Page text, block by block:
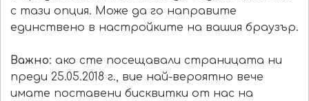
с тази опция. Може да го направите
единствено в настройките на вашия браузър.
Важно: ако сте посещавали страницата ни
преди 25.05.2018 г., вие най-вероятно вече
имате поставени бисквитки от нас на